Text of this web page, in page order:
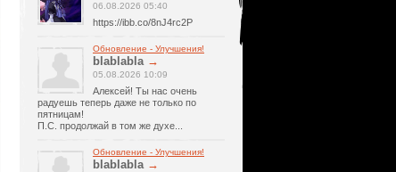
06.08.2026 05:40
https://ibb.co/8nJ4rc2P
Обновление - Улучшения!
blablabla →
05.08.2026 10:09
Алексей! Ты нас очень
радуешь теперь даже не только по
пятницам!
П.С. продолжай в том же духе...
Обновление - Улучшения!
blablabla →